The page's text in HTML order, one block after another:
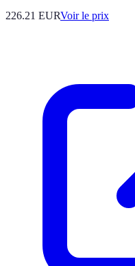
226.21 EURVoir le prix